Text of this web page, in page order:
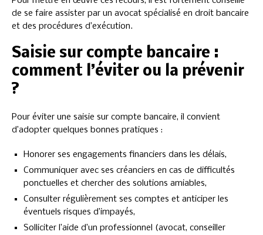
de se faire assister par un avocat spécialisé en droit bancaire
et des procédures d’exécution.
Saisie sur compte bancaire :
comment l’éviter ou la prévenir
?
Pour éviter une saisie sur compte bancaire, il convient
d’adopter quelques bonnes pratiques :
Honorer ses engagements financiers dans les délais,
Communiquer avec ses créanciers en cas de difficultés
ponctuelles et chercher des solutions amiables,
Consulter régulièrement ses comptes et anticiper les
éventuels risques d’impayés,
Solliciter l’aide d’un professionnel (avocat, conseiller